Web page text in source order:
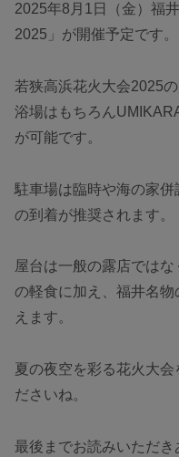
2025年8月1日（金）福
2025」が開催予定です。
若狭高浜花火大会2025
浴場はもちろん
が可能です。
駐車場は臨時や海の家
の到着が推奨されます。
屋台は一般の露店では
の軽食に加え、福井名
えます。
夏の夜空を彩る花火大会
ださいね。
最後までお読みいただき